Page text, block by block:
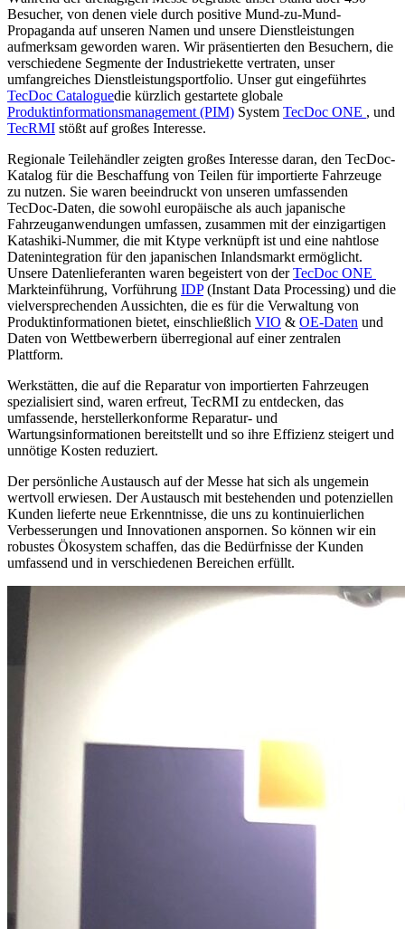
Besucher, von denen viele durch positive Mund-zu-Mund-
Propaganda auf unseren Namen und unsere Dienstleistungen
aufmerksam geworden waren. Wir präsentierten den Besuchern, die
verschiedene Segmente der Industriekette vertraten, unser
umfangreiches Dienstleistungsportfolio. Unser gut eingeführtes
TecDoc Cataloguedie kürzlich gestartete globale
Produktinformationsmanagement (PIM) System TecDoc ONE , und
TecRMI stößt auf großes Interesse.
Regionale Teilehändler zeigten großes Interesse daran, den TecDoc-
Katalog für die Beschaffung von Teilen für importierte Fahrzeuge
zu nutzen. Sie waren beeindruckt von unseren umfassenden
TecDoc-Daten, die sowohl europäische als auch japanische
Fahrzeuganwendungen umfassen, zusammen mit der einzigartigen
Katashiki-Nummer, die mit Ktype verknüpft ist und eine nahtlose
Datenintegration für den japanischen Inlandsmarkt ermöglicht.
Unsere Datenlieferanten waren begeistert von derTecDoc ONE
Markteinführung, Vorführung IDP(Instant Data Processing) und die
vielversprechenden Aussichten, die es für die Verwaltung von
Produktinformationen bietet, einschließlich VIO & OE-Daten und
Daten von Wettbewerbern überregional auf einer zentralen
Plattform.
Werkstätten, die auf die Reparatur von importierten Fahrzeugen
spezialisiert sind, waren erfreut, TecRMI zu entdecken, das
umfassende, herstellerkonforme Reparatur- und
Wartungsinformationen bereitstellt und so ihre Effizienz steigert und
unnötige Kosten reduziert.
Der persönliche Austausch auf der Messe hat sich als ungemein
wertvoll erwiesen. Der Austausch mit bestehenden und potenziellen
Kunden lieferte neue Erkenntnisse, die uns zu kontinuierlichen
Verbesserungen und Innovationen anspornen. So können wir ein
robustes Ökosystem schaffen, das die Bedürfnisse der Kunden
umfassend und in verschiedenen Bereichen erfüllt.